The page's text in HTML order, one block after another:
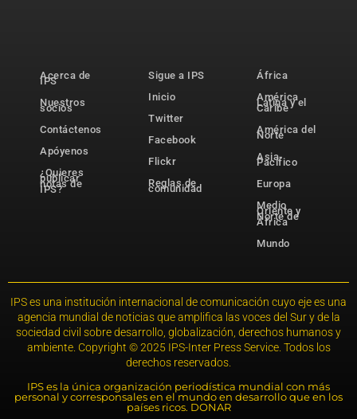
Acerca de
IPS
Nuestros
socios
Contáctenos
Apóyenos
¿Quieres
publicar
notas de
IPS?
Sigue a IPS
Inicio
Twitter
Facebook
Flickr
Reglas de
comunidad
África
América
Latina y el
Caribe
América del
Norte
Asia-
Pacífico
Europa
Medio
Oriente y
Norte de
África
Mundo
IPS es una institución internacional de comunicación cuyo eje es una
agencia mundial de noticias que amplifica las voces del Sur y de la
sociedad civil sobre desarrollo, globalización, derechos humanos y
ambiente. Copyright © 2025 IPS-Inter Press Service. Todos los
derechos reservados.
IPS es la única organización periodística mundial con más
personal y corresponsales en el mundo en desarrollo que en los
países ricos. DONAR